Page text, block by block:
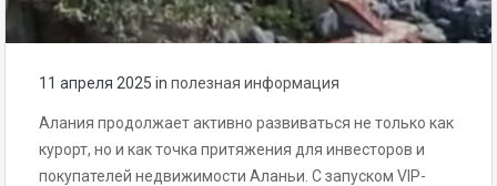
11 апреля 2025 in полезная информация
Алания продолжает активно развиваться не только как
курорт, но и как точка притяжения для инвесторов и
покупателей недвижимости Аланьи. С запуском VIP-